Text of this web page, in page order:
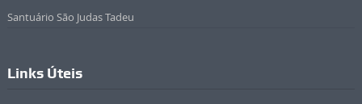
Santuário São Judas Tadeu
Links Úteis